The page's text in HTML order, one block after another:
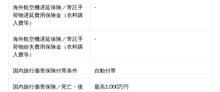
海外航空機遅延保険／寄託手
荷物遅延費用保険金（衣料購
入費等）
-
海外航空機遅延保険／寄託手
荷物紛失費用保険金（衣料購
入費等）
-
国内旅行傷害保険付帯条件 自動付帯
国内旅行傷害保険／死亡・後
最高1,000万円